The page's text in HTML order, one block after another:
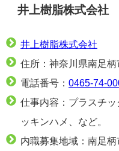
井上樹脂株式会社
井上樹脂株式会社
住所：神奈川県南足柄
電話番号： 0465-74-
仕事内容：プラスチ
ッキンハメ、など。
内職募集地域：南足